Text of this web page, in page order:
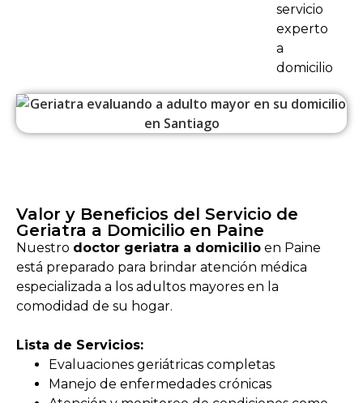
servicio
experto
a
domicilio
Valor y Beneficios del Servicio de
Geriatra a Domicilio en Paine
Nuestro doctor geriatra a domicilio en Paine
está preparado para brindar atención médica
especializada a los adultos mayores en la
comodidad de su hogar.
Lista de Servicios:
Evaluaciones geriátricas completas
Manejo de enfermedades crónicas